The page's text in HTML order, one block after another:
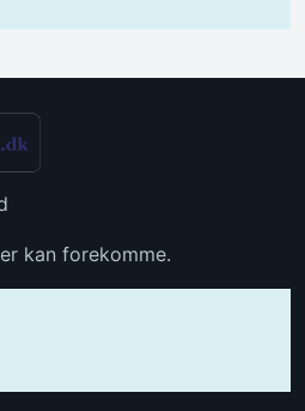
kan forekomme.